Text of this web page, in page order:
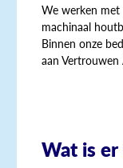
We werken met
machinaal
Binnen onze
aan Vertrouwen
Wat is